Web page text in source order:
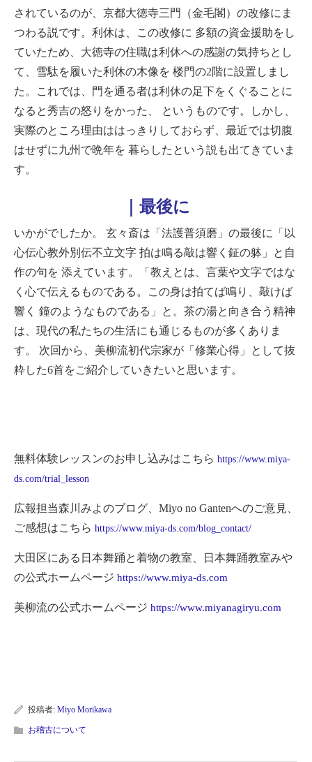
されているのが、京都大徳寺三門（金毛閣）の改修にま
つわる説です。利休は、この改修に 多額の資金援助をし
ていたため、大徳寺の住職は利休への感謝の気持ちとし
て、雪駄を履いた利休の木像を 楼門の2階に設置しまし
た。これでは、門を通る者は利休の足下をくぐることに
なると秀吉の怒りをかった、
というものです。しかし、
実際のところ理由ははっきりしておらず、最近では切腹
はせずに九州で晩年を 暮らしたという説も出てきていま
す。
｜最後に
いかがでしたか。
玄々斎は「法護普須磨」の最後に「以
心伝心教外別伝不立文字 拍は鳴る敲は響く鉦の躰」と自
作の句を 添えています。「教えとは、言葉や文字ではな
く心で伝えるものである。この身は拍てば鳴り、敲けば
響く 鐘のようなものである」と。茶の湯と向き合う精神
は、現代の私たちの生活にも通じるものが多くありま
す。
次回から、美柳流初代宗家が「修業心得」として抜
粋した6首をご紹介していきたいと思います。
無料体験レッスンのお申し込みはこちら https://www.miya-
ds.com/trial_lesson
広報担当森川みよのブログ、Miyo no Gantenへのご意見、
ご感想はこちら https://www.miya-ds.com/blog_contact/
大田区にある日本舞踊と着物の教室、日本舞踊教室みや
の公式ホームページ https://www.miya-ds.com
美柳流の公式ホームページ https://www.miyanagiryu.com
投稿者: Miyo Morikawa
お稽古について